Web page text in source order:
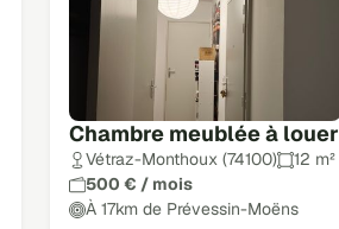
Chambre meublée à louer
Vétraz-Monthoux (74100)
12 m²
500 € / mois
À 17km de Prévessin-Moëns